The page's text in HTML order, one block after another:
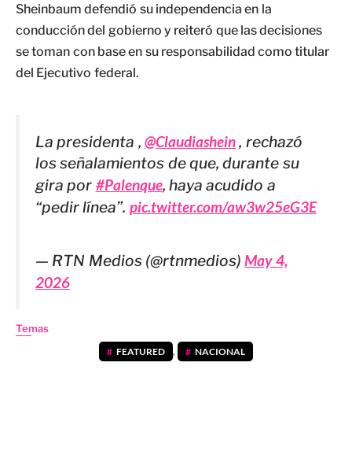
Sheinbaum defendió su independencia en la
conducción del gobierno y reiteró que las decisiones
se toman con base en su responsabilidad como titular
del Ejecutivo federal.
La presidenta , @Claudiashein, rechazó
los señalamientos de que, durante su
gira por #Palenque, haya acudido a
“pedir línea”. pic.twitter.com/aw3w25eG3E
— RTN Medios (@rtnmedios)May 4,
2026
Temas
FEATURED , NACIONAL